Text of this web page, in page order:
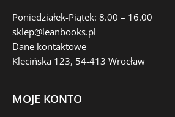
Poniedziałek-Piątek: 8.00 – 16.00
sklep@leanbooks.pl
Dane kontaktowe
Klecińska 123, 54-413 Wrocław
MOJE KONTO